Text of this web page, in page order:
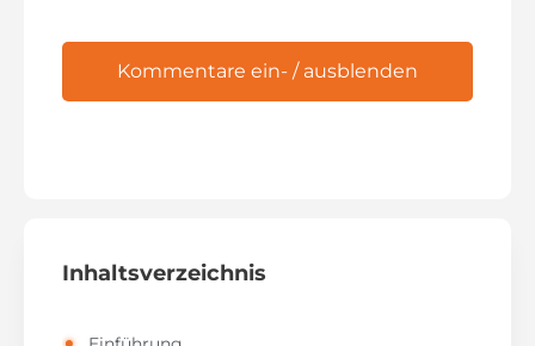
Kommentare ein- / ausblenden
Inhaltsverzeichnis